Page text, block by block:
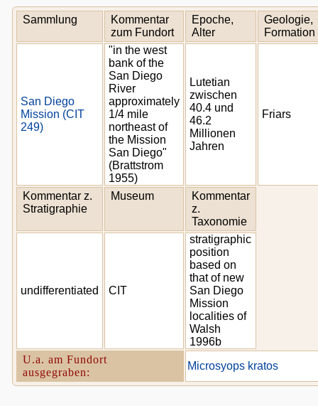
Sammlung
Kommentar
zum Fundort
Epoche,
Alter
Geologie,
Formation
San Diego
Mission (CIT
249)
"in the west
bank of the
San Diego
River
approximately
1/4 mile
northeast of
the Mission
San Diego"
(Brattstrom
1955)
Lutetian
zwischen
40.4 und
46.2
Millionen
Jahren
Friars
Kommentar z.
Stratigraphie
Museum
Kommentar
z.
Taxonomie
undifferentiated CIT
stratigraphic
position
based on
that of new
San Diego
Mission
localities of
Walsh
1996b
U.a. am Fundort
ausgegraben:
Microsyops kratos